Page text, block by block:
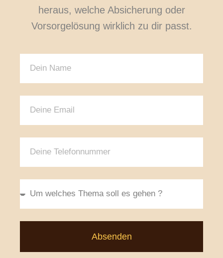
heraus, welche Absicherung oder
Vorsorgelösung wirklich zu dir passt.
Absenden